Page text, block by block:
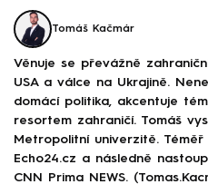
Tomáš Kačmár
Věnuje se převážně
USA a válce na Ukrajině.
domácí politika, akcentuje
resortem zahraničí. Tomáš
Metropolitní univerzitě.
Echo24.cz a následně
CNN Prima NEWS.